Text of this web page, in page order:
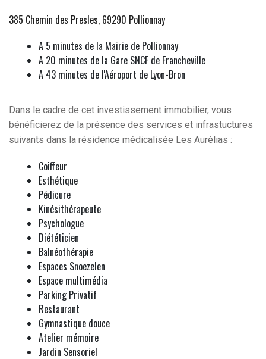
385 Chemin des Presles, 69290 Pollionnay
A 5 minutes de la Mairie de Pollionnay
A 20 minutes de la Gare SNCF de Francheville
A 43 minutes de l'Aéroport de Lyon-Bron
Dans le cadre de cet investissement immobilier, vous
bénéficierez de la présence des services et infrastuctures
suivants dans la résidence médicalisée Les Aurélias :
Coiffeur
Esthétique
Pédicure
Kinésithérapeute
Psychologue
Diététicien
Balnéothérapie
Espaces Snoezelen
Espace multimédia
Parking Privatif
Restaurant
Gymnastique douce
Atelier mémoire
Jardin Sensoriel